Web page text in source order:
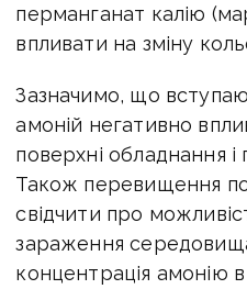
перманганат калію
впливати на зміну
Зазначимо, що
амоній негативно
поверхні обладнання і
Також перевищення
свідчити про
зараження
концентрація амонію в